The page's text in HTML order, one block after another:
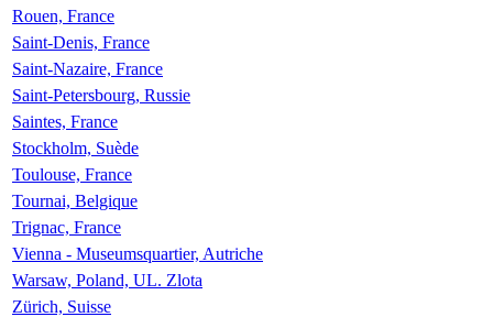
Rouen, France
Saint-Denis, France
Saint-Nazaire, France
Saint-Petersbourg, Russie
Saintes, France
Stockholm, Suède
Toulouse, France
Tournai, Belgique
Trignac, France
Vienna - Museumsquartier, Autriche
Warsaw, Poland, UL. Zlota
Zürich, Suisse